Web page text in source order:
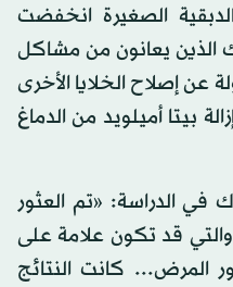
الصغيرة انخفضت
أولئك الذين يعانون من مشاكل
عن إصلاح الخلايا الأخرى
بيتا أميلويد من الدماغ
في الدراسة: «تم العثور
والتي قد تكون علامة على
المرض... كانت النتائج